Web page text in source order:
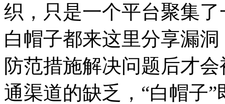
织，只是一个平台聚集
白帽子都来这里分享漏
防范措施解决问题后才
通渠道的缺乏，“白帽子